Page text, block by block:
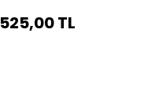
525,00 TL